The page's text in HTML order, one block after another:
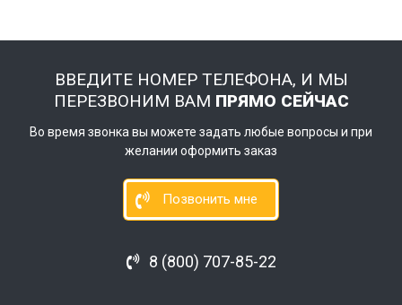
ВВЕДИТЕ НОМЕР ТЕЛЕФОНА, И МЫ
ПЕРЕЗВОНИМ ВАМ ПРЯМО СЕЙЧАС
Во время звонка вы можете задать любые вопросы и при
желании оформить заказ
Позвонить мне
8 (800) 707-85-22